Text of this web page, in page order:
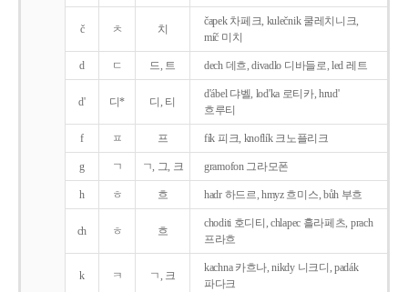
č ㅊ 치
čapek 차페크, kulečnik 쿨레치니크,
míč 미치
d ㄷ 드, 트 dech 데흐, divadlo 디바들로, led 레트
d' 디* 디, 티
d'ábel 댜벨, lod'ka 로티카, hrud'
흐루티
f ㅍ 프 fík 피크, knoflík 크노플리크
g ㄱ ㄱ, 그, 크 gramofon 그라모폰
h ㅎ 흐 hadr 하드르, hmyz 흐미스, bůh 부흐
ch ㅎ 흐
choditi 호디티, chlapec 흘라페츠, prach
프라흐
k ㅋ ㄱ, 크
kachna 카흐나, nikdy 니크디, padák
파다크